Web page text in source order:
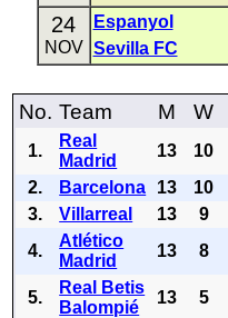
24
NOV
Espanyol
Sevilla FC
No. Team M W
1.
Real
Madrid
13 10
2.
Barcelona 13 10
3.
Villarreal 13 9
4.
Atlético
Madrid
13 8
5.
Real Betis
Balompié
13 5